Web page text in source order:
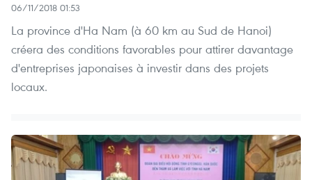
06/11/2018 01:53
La province d'Ha Nam (à 60 km au Sud de Hanoi)
créera des conditions favorables pour attirer davantage
d'entreprises japonaises à investir dans des projets
locaux.